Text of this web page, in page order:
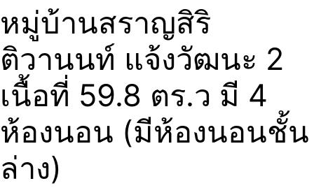
หมู่บ้านสราญสิริ
ติวานนท์ แจ้งวัฒนะ 2
เนื้อที่ 59.8 ตร.ว มี 4
ห้องนอน (มีห้องนอนชั้น
ล่าง)